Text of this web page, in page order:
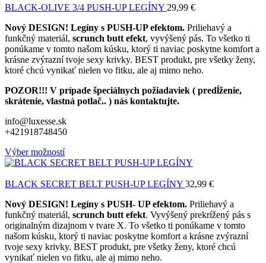
BLACK-OLIVE 3/4 PUSH-UP LEGÍNY 29,99 €
Nový DESIGN! Legíny s PUSH-UP efektom. Priliehavý a
funkčný materiál, scrunch butt efekt, vyvýšený pás. To všetko ti
ponúkame v tomto našom kúsku, ktorý ti naviac poskytne komfort a
krásne zvýrazní tvoje sexy krivky. BEST produkt, pre všetky ženy,
ktoré chcú vynikať nielen vo fitku, ale aj mimo neho.
POZOR!!! V prípade špeciálnych požiadaviek ( predĺženie,
skrátenie, vlastná potlač.. ) nás kontaktujte.
info@luxesse.sk
+421918748450
Výber možností
BLACK SECRET BELT PUSH-UP LEGÍNY 32,99 €
Nový DESIGN! Legíny s PUSH- UP efektom. Priliehavý a
funkčný materiál, scrunch butt efekt. Vyvýšený prekrížený pás s
originalným dizajnom v tvare X. To všetko ti ponúkame v tomto
našom kúsku, ktorý ti naviac poskytne komfort a krásne zvýrazní
tvoje sexy krivky. BEST produkt, pre všetky ženy, ktoré chcú
vynikať nielen vo fitku, ale aj mimo neho.